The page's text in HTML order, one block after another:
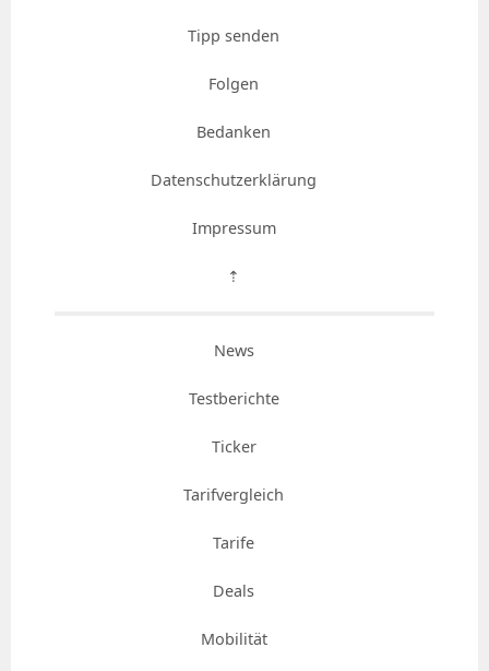
Tipp senden
Folgen
Bedanken
Datenschutzerklärung
Impressum
⇡
News
Testberichte
Ticker
Tarifvergleich
Tarife
Deals
Mobilität